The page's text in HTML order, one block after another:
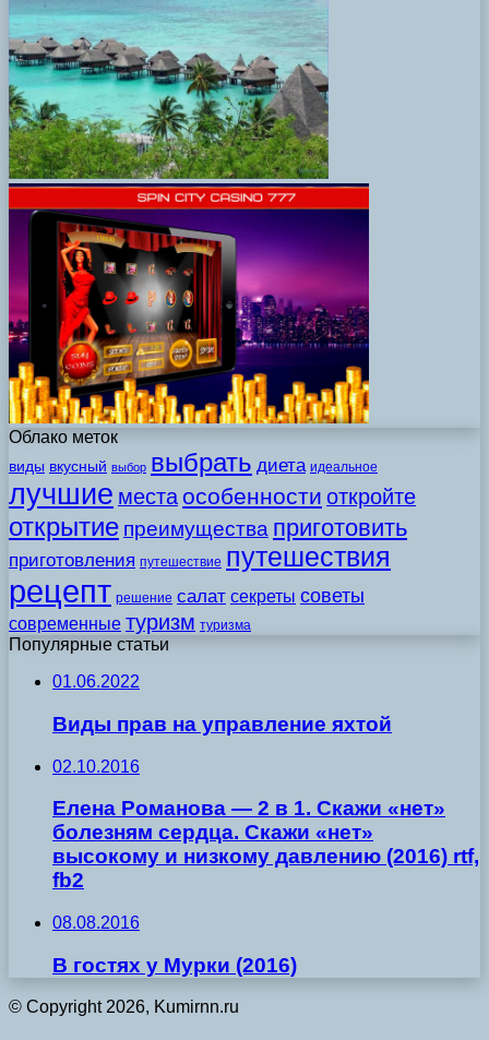
Облако меток
виды вкусный выбор выбрать диета идеальное
лучшие места особенности откройте
открытие преимущества приготовить
приготовления путешествие путешествия
рецепт решение салат секреты советы
современные туризм туризма
Популярные статьи
01.06.2022
Виды прав на управление яхтой
02.10.2016
Елена Романова — 2 в 1. Скажи «нет»
болезням сердца. Скажи «нет»
высокому и низкому давлению (2016) rtf,
fb2
08.08.2016
В гостях у Мурки (2016)
© Copyright 2026, Kumirnn.ru